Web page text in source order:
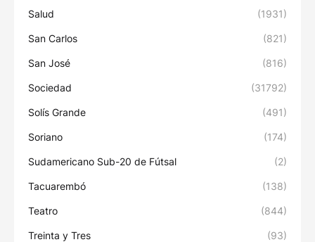
Salud (1931)
San Carlos (821)
San José (816)
Sociedad (31792)
Solís Grande (491)
Soriano (174)
Sudamericano Sub-20 de Fútsal (2)
Tacuarembó (138)
Teatro (844)
Treinta y Tres (93)